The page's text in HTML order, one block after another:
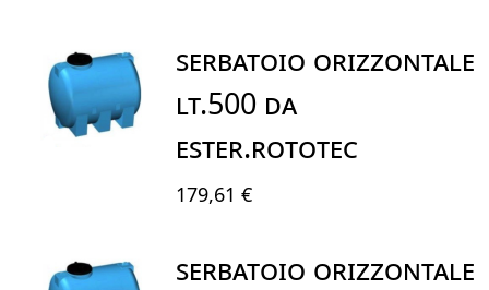
SERBATOIO ORIZZONTALE
LT.500 DA
ESTER.ROTOTEC
179,61 €
SERBATOIO ORIZZONTALE